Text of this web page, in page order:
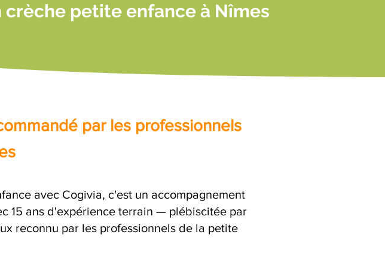
petite enfance à Nîmes
par les professionnels
avec Cogivia, c'est un accompagnement
15 ans d'expérience terrain — plébiscitée par
reconnu par les professionnels de la petite